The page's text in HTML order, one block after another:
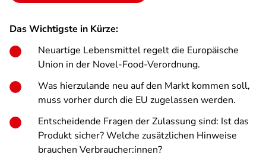
Das Wichtigste in Kürze:
Neuartige Lebensmittel regelt die Europäische
Union in der Novel-Food-Verordnung.
Was hierzulande neu auf den Markt kommen soll,
muss vorher durch die EU zugelassen werden.
Entscheidende Fragen der Zulassung sind: Ist das
Produkt sicher? Welche zusätzlichen Hinweise
brauchen Verbraucher:innen?